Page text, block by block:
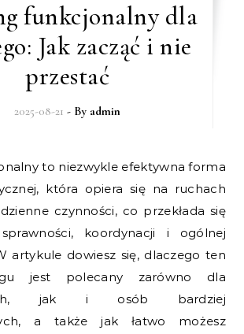
funkcjonalny dla
Jak zacząć i nie
przestać
2025-08-21 - By admin
która opiera się na ruchach
czynności, co przekłada się
koordynacji i ogólnej
artykule dowiesz się, dlaczego ten
jest polecany zarówno dla
jak i osób bardziej
a także jak łatwo możesz